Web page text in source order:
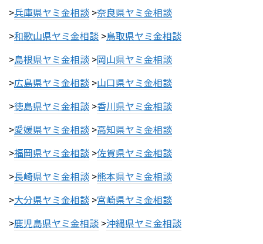
>兵庫県ヤミ金相談 >奈良県ヤミ金相談
>和歌山県ヤミ金相談 >鳥取県ヤミ金相談
>島根県ヤミ金相談 >岡山県ヤミ金相談
>広島県ヤミ金相談 >山口県ヤミ金相談
>徳島県ヤミ金相談 >香川県ヤミ金相談
>愛媛県ヤミ金相談 >高知県ヤミ金相談
>福岡県ヤミ金相談 >佐賀県ヤミ金相談
>長崎県ヤミ金相談 >熊本県ヤミ金相談
>大分県ヤミ金相談 >宮崎県ヤミ金相談
>鹿児島県ヤミ金相談 >沖縄県ヤミ金相談